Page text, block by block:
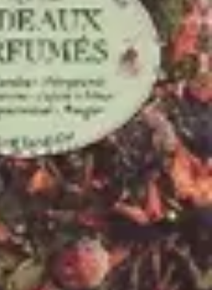
pratiquesAstuces de
Évaluation et Prix